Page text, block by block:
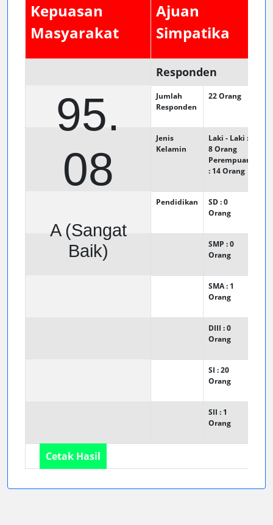
Kepuasan
Masyarakat
Ajuan
Simpatika
95.
08
A (Sangat
Baik)
Responden
Jumlah
Responden
22Orang
Jenis
Kelamin
Laki - Laki :
8Orang
Perempuan
: 14Orang
Pendidikan
SD : 0
Orang
SMP : 0
Orang
SMA : 1
Orang
DIII : 0
Orang
SI : 20
Orang
SII : 1
Orang
Cetak Hasil